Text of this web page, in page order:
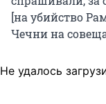
[на убийство
Чечни на
Не удалось